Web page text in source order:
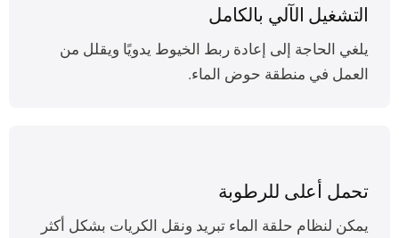
التشغيل الآلي بالكامل
يلغي الحاجة إلى إعادة ربط الخيوط يدويًا ويقلل من
العمل في منطقة حوض الماء.
تحمل أعلى للرطوبة
يمكن لنظام حلقة الماء تبريد ونقل الكريات بشكل أكثر